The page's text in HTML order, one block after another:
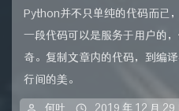
Python并不只单纯的代码而已
一段代码可以是服务于用户的
奇。复制文章内的代码，到编
行间的美。
何叶 2019 年 12 月 29